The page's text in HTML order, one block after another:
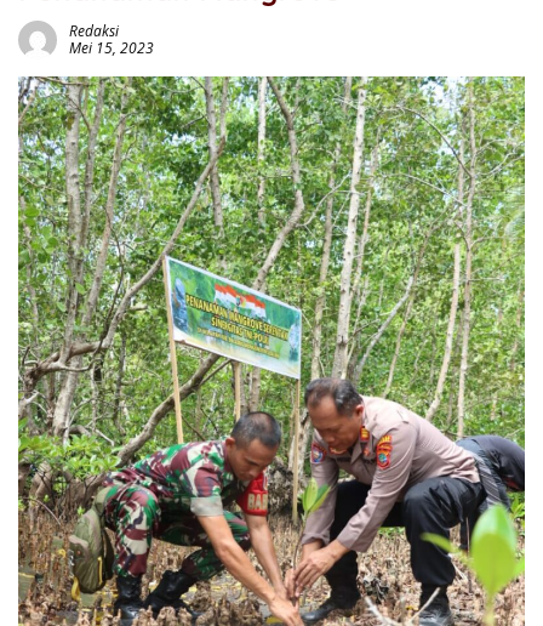
Redaksi
Mei 15, 2023